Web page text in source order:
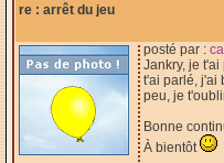
re : arrêt du jeu
posté par :
Jankry, je
t'ai parlé, j'ai
peu, je
Bonne
À bientôt